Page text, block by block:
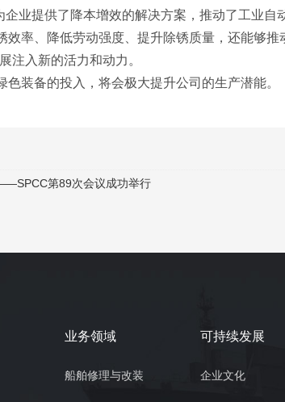
业提供了降本增效的解决方案，推动了工业自
率、降低劳动强度、提升除锈质量，还能够
注入新的活力和动力。
色装备的投 入，将会极大提升公司的生产潜能。
第89次会议成功举行
业务领域
船舶修理与改装
可持续发展
企业文化